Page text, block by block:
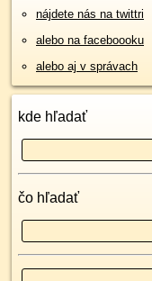
nájdete nás na twittri
alebo na faceboooku
alebo aj v správach
kde hľadať
čo hľadať